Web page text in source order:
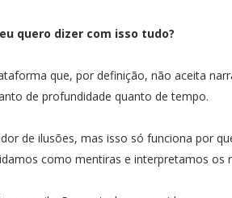
quero dizer com isso tudo?
que, por definição, não aceita
de profundidade quanto de tempo.
de ilusões, mas isso só funciona por
como mentiras e interpretamos os